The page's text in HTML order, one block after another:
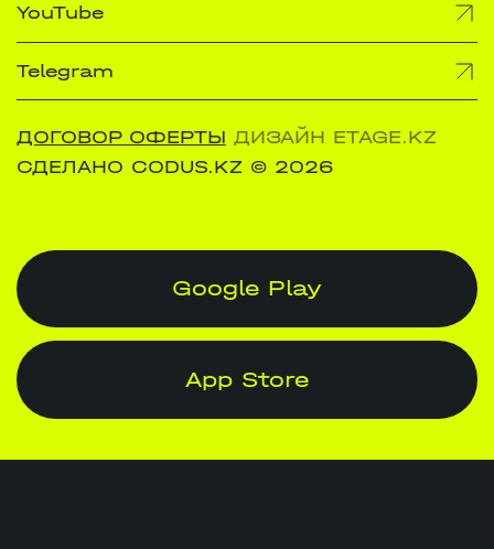
YouTube
Telegram
ДОГОВОР ОФЕРТЫ ДИЗАЙН ETAGE.KZ
СДЕЛАНО CODUS.KZ © 2026
Google Play
App Store